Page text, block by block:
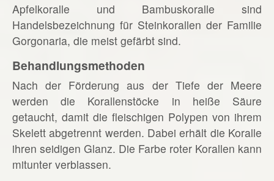
Apfelkoralle und Bambuskoralle sind
Handelsbezeichnung für Steinkorallen der Familie
Gorgonaria, die meist gefärbt sind.
Behandlungsmethoden
Nach der Förderung aus der Tiefe der Meere
werden die Korallenstöcke in heiße Säure
getaucht, damit die fleischigen Polypen von ihrem
Skelett abgetrennt werden. Dabei erhält die Koralle
ihren seidigen Glanz. Die Farbe roter Korallen kann
mitunter verblassen.